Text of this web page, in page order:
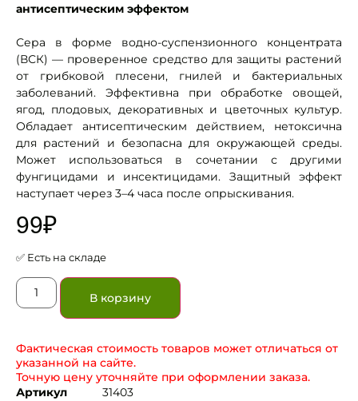
антисептическим эффектом
Сера в форме водно-суспензионного концентрата
(ВСК) — проверенное средство для защиты растений
от грибковой плесени, гнилей и бактериальных
заболеваний. Эффективна при обработке овощей,
ягод, плодовых, декоративных и цветочных культур.
Обладает антисептическим действием, нетоксична
для растений и безопасна для окружающей среды.
Может использоваться в сочетании с другими
фунгицидами и инсектицидами. Защитный эффект
наступает через 3–4 часа после опрыскивания.
99₽
✅ Есть на складе
В корзину
Фактическая стоимость товаров может отличаться от
указанной на сайте.
Точную цену уточняйте при оформлении заказа.
Артикул
31403